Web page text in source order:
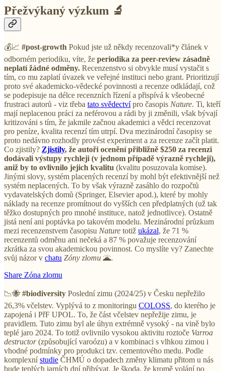
Přežvýkaný výzkum 🔬
💰📈 #post-growth Pokud jste už někdy recenzovali*y článek v
odborném periodiku, víte, že periodika za peer-review zásadně
neplatí žádné odměny. Recenzenstvo si obvykle musí vystačit s
tím, co mu zaplatí úvazek ve veřejné instituci nebo grant. Prioritizují
proto své akademicko-vědecké povinnosti a recenze odkládají, což
se podepisuje na délce recenzních řízení a přispívá k všeobecné
frustraci autorů - viz třeba tato svědectvípro časopis Nature. Ti, kteří
mají neplacenou práci za neférovou a rádi by ji změnili, však bývají
kritizováni s tím, že jakmile začnou akademici a vědci recenzovat
pro peníze, kvalita recenzí tím utrpí. Dva mezinárodní časopisy se
proto nedávno rozhodly provést experiment a za recenze začít platit.
Co zjistily? Zjistily, že autoři ocenění přibližně $250 za recenzi
dodávali výstupy rychleji (v jednom případě výrazně rychleji),
aniž by to ovlivnilo jejich kvalitu (kvalitu posuzovala komise).
Jinými slovy, systém placených recenzí by mohl být efektivnější než
systém neplacených. To by však výrazně zasáhlo do rozpočtů
vydavatelských domů (Springer, Elsevier apod.), které by mohly
náklady na recenze promítnout do vyšších cen předplatných (už tak
těžko dostupných pro mnohé instituce, natož jednotlivce). Ostatně
jistá není ani poptávka po takovém modelu. Mezinárodní průzkum
mezi recenzenstvem časopisu Nature totiž ukázal, že 71 %
recenzentů odměnu ani nečeká a 87 % považuje recenzování
zkrátka za svou akademickou povinnost. Co myslíte vy? Zanechte
svůj názor v chatu Zóny zlomu 🌋.
Share Zóna zlomu
📉🐝 #biodiversity Poslední zimu (2024/25) v Česku nepřežilo
26,3% včelstev. Vyplývá to z monitoringu COLOSS, do kterého je
zapojená i PřF UPOL. To, že část včelstev nepřežije zimu, je
pravidlem. Tuto zimu byl ale úhyn extrémně vysoký - na vině bylo
teplé jaro 2024. To totiž ovlivnilo vysokou aktivitu roztoče Varroa
destructor(způsobující varoózu) a v kombinaci s vlhkou zimou i
vhodné podmínky pro produkci tzv. cementového medu. Podle
komplexnístudie ČHMÚ o dopadech změny klimatu přitom u nás
bude teplých jarních dní přibývat. Je škoda, že kromě volání po